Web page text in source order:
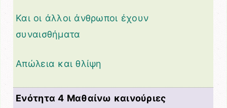
Και οι άλλοι άνθρωποι έχουν
συναισθήματα
Απώλεια και θλίψη
Ενότητα 4 Μαθαίνω καινούριες